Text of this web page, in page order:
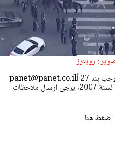
: رويترز
panet@panet.co.ilاستعمال المضامين بموجب بند 27 أ
لقانون الحقوق الأدبية لسنة 2007، يرجى ارسال ملاحظات
اضغط هنا